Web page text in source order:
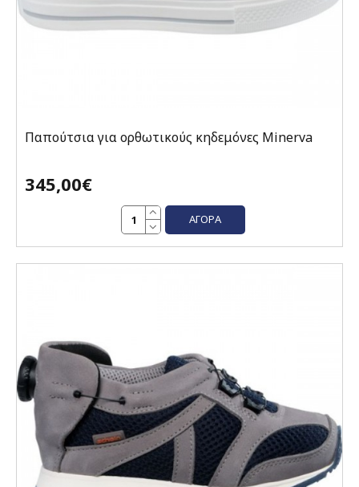
Παπούτσια για ορθωτικούς κηδεμόνες Minerva
345,00€
ΑΓΟΡΆ